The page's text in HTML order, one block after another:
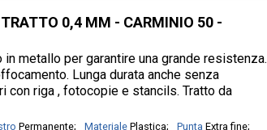
0,4 MM - CARMINIO 50 -
metallo per garantire una grande resistenza.
Lunga durata anche senza
con riga , fotocopie e stancils. Tratto da
Permanente Materiale Plastica Punta Extra fine